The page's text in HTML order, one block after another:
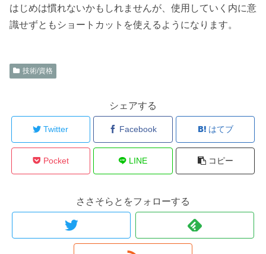
はじめは慣れないかもしれませんが、使用していく内に意
識せずともショートカットを使えるようになります。
技術/資格
シェアする
Twitter Facebook はてブ
Pocket LINE コピー
ささそらとをフォローする